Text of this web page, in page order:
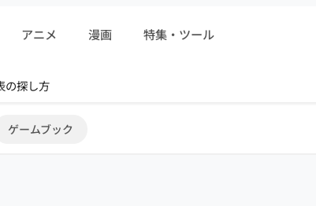
アニメ 漫画 特集・ツール
ゲームブック